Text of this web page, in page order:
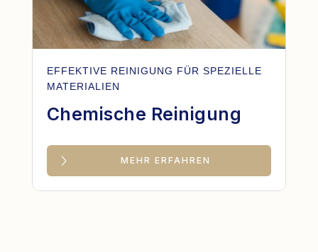
EFFEKTIVE REINIGUNG FÜR SPEZIELLE
MATERIALIEN
Chemische Reinigung
MEHR ERFAHREN